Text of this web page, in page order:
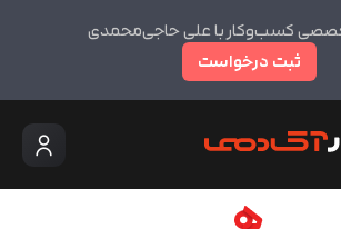
کسب‌وکار با علی حاجی‌محمدی
ثبت درخواست